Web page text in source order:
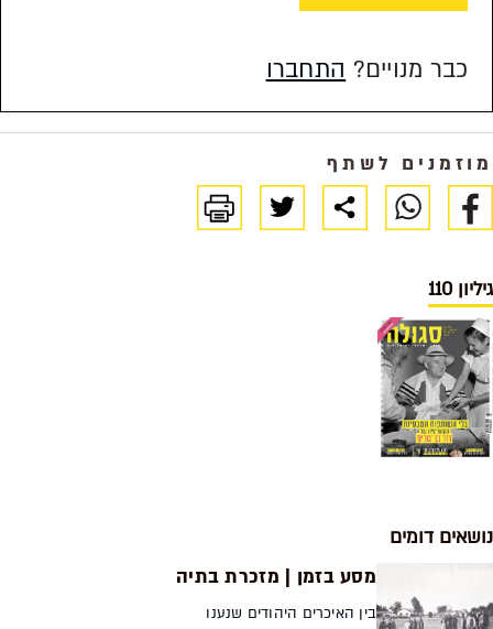
כבר מנויים? התחברו
מוזמנים לשתף
גיליון 110
נושאים דומים
מסע בזמן | מזכרת בתיה
בין האיכרים היהודים שנענו